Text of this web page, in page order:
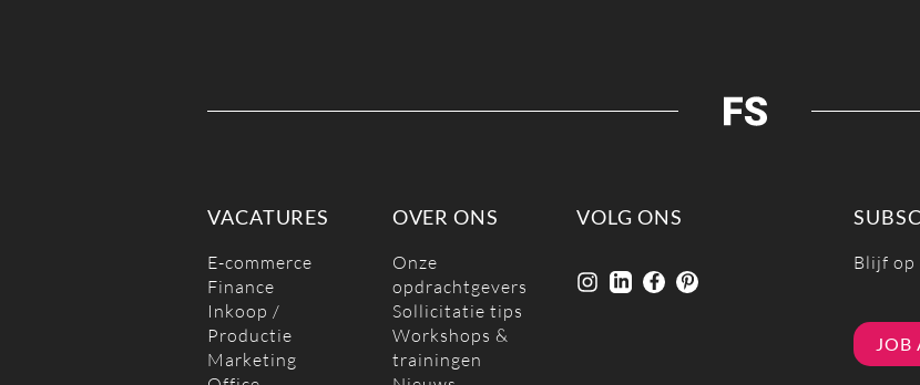
VACATURES
E-commerce
Finance
Inkoop /
Productie
Marketing
OVER ONS
Onze
opdrachtgevers
Sollicitatie tips
Workshops &
trainingen
VOLG ONS
Blijf op
JOB